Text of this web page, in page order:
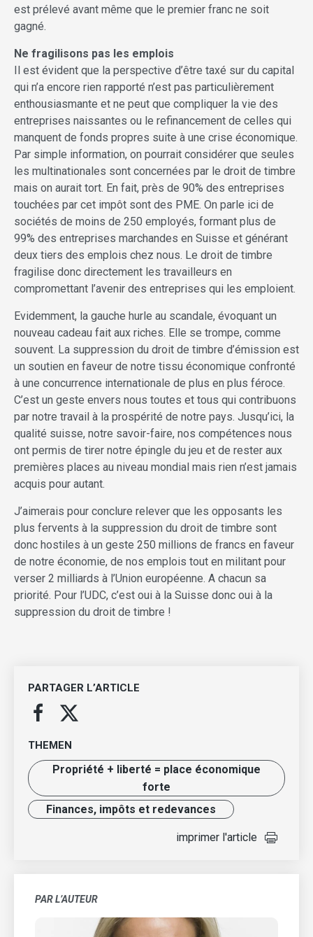
est prélevé avant même que le premier franc ne soit
gagné.
Ne fragilisons pas les emplois
Il est évident que la perspective d’être taxé sur du capital
qui n’a encore rien rapporté n’est pas particulièrement
enthousiasmante et ne peut que compliquer la vie des
entreprises naissantes ou le refinancement de celles qui
manquent de fonds propres suite à une crise économique.
Par simple information, on pourrait considérer que seules
les multinationales sont concernées par le droit de timbre
mais on aurait tort. En fait, près de 90% des entreprises
touchées par cet impôt sont des PME. On parle ici de
sociétés de moins de 250 employés, formant plus de
99% des entreprises marchandes en Suisse et générant
deux tiers des emplois chez nous. Le droit de timbre
fragilise donc directement les travailleurs en
compromettant l’avenir des entreprises qui les emploient.
Evidemment, la gauche hurle au scandale, évoquant un
nouveau cadeau fait aux riches. Elle se trompe, comme
souvent. La suppression du droit de timbre d’émission est
un soutien en faveur de notre tissu économique confronté
à une concurrence internationale de plus en plus féroce.
C’est un geste envers nous toutes et tous qui contribuons
par notre travail à la prospérité de notre pays. Jusqu’ici, la
qualité suisse, notre savoir-faire, nos compétences nous
ont permis de tirer notre épingle du jeu et de rester aux
premières places au niveau mondial mais rien n’est jamais
acquis pour autant.
J’aimerais pour conclure relever que les opposants les
plus fervents à la suppression du droit de timbre sont
donc hostiles à un geste 250 millions de francs en faveur
de notre économie, de nos emplois tout en militant pour
verser 2 milliards à l’Union européenne. A chacun sa
priorité. Pour l’UDC, c’est oui à la Suisse donc oui à la
suppression du droit de timbre !
PARTAGER L’ARTICLE
THEMEN
Propriété + liberté = place économique
forte
Finances, impôts et redevances
imprimer l'article
PAR L’AUTEUR